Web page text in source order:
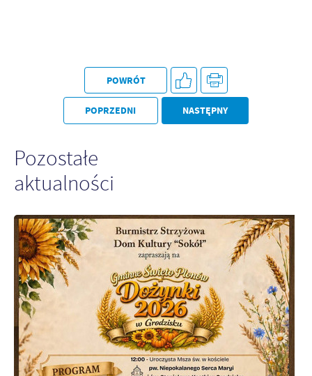
POWRÓT
POPRZEDNI NASTĘPNY
Pozostałe
aktualności